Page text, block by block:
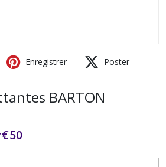
Enregistrer Poster
BARTON
€50